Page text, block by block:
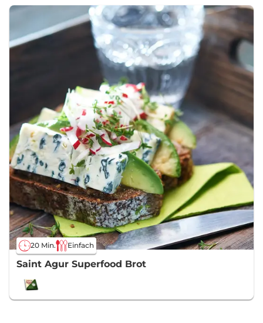
20 Min. Einfach
Saint Agur Superfood Brot